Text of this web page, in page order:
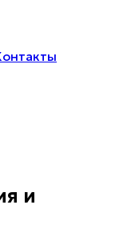
и